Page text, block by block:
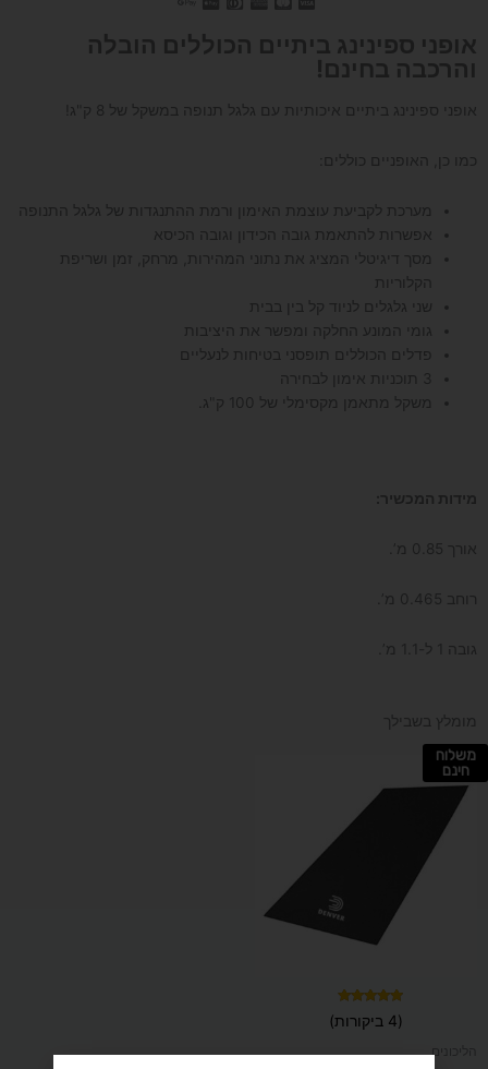
אופני ספינינג ביתיים הכוללים הובלה
והרכבה בחינם!
אופני ספינינג ביתיים איכותיות עם גלגל תנופה במשקל של 8 ק"ג!
כמו כן, האופניים כוללים:
מערכת לקביעת עוצמת האימון ורמת ההתנגדות של גלגל התנופה
אפשרות להתאמת גובה הכידון וגובה הכיסא
מסך דיגיטלי המציג את נתוני המהירות, מרחק, זמן ושריפת
הקלוריות
שני גלגלים לניוד קל בין בבית
גומי המונע החלקה ומפשר את היציבות
פדלים הכוללים תופסני בטיחות לנעליים
3 תוכניות אימון לבחירה
משקל מתאמן מקסימלי של 100 ק"ג.
מידות המכשיר:
אורך 0.85 מ’.
רוחב 0.465 מ’.
גובה 1 ל-1.1 מ’.
מומלץ בשבילך
משלוח
חינם
5.00
(4 ביקורות)